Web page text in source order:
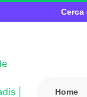
Cerca
Home